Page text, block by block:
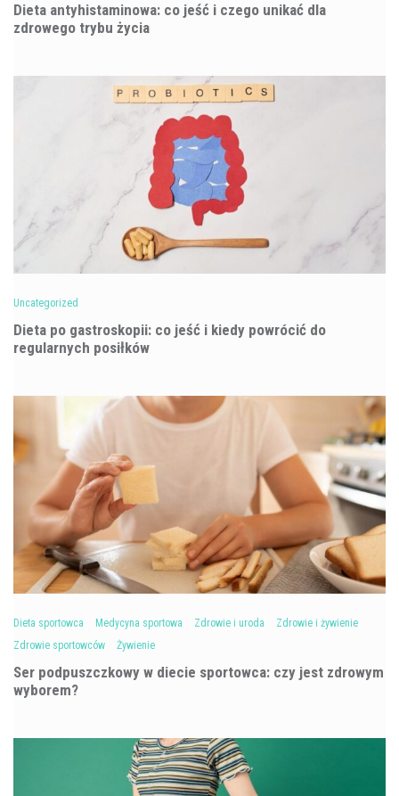
Dieta antyhistaminowa: co jeść i czego unikać dla
zdrowego trybu życia
Uncategorized
Dieta po gastroskopii: co jeść i kiedy powrócić do
regularnych posiłków
Dieta sportowca Medycyna sportowa Zdrowie i uroda
Zdrowie i żywienie
Zdrowie sportowców
Żywienie
Ser podpuszczkowy w diecie sportowca: czy jest zdrowym
wyborem?